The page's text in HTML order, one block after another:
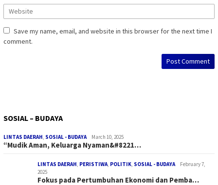
Save my name, email, and website in this browser for the next time I
comment.
SOSIAL – BUDAYA
LINTAS DAERAH, SOSIAL - BUDAYA March 10, 2025
“Mudik Aman, Keluarga Nyaman&#8221…
LINTAS DAERAH, PERISTIWA, POLITIK, SOSIAL - BUDAYA
February 7,
2025
Fokus pada Pertumbuhan Ekonomi dan Pemba…